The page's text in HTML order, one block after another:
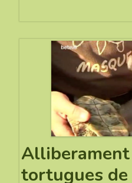
tortugues